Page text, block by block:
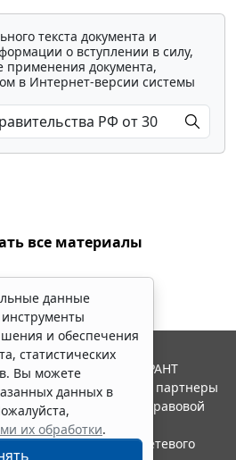
текста документа и
о вступлении в силу,
применения документа,
в Интернет-версии системы
все материалы
данные
и обеспечения
статистических
Вы можете
данных в
их обработки.
2026. Система ГАРАНТ
Компания "Гарант" и ее партнеры
ассоциации правовой
в качестве сетевого